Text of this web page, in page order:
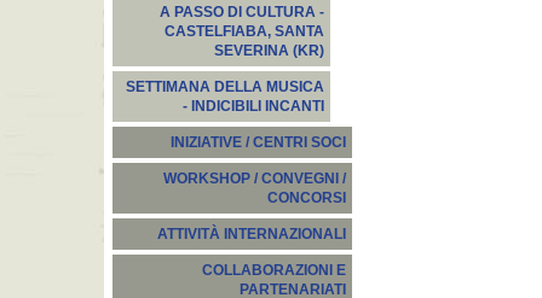
A PASSO DI CULTURA -
CASTELFIABA, SANTA
SEVERINA (KR)
SETTIMANA DELLA MUSICA
- INDICIBILI INCANTI
INIZIATIVE / CENTRI SOCI
WORKSHOP / CONVEGNI /
CONCORSI
ATTIVITÀ INTERNAZIONALI
COLLABORAZIONI E
PARTENARIATI